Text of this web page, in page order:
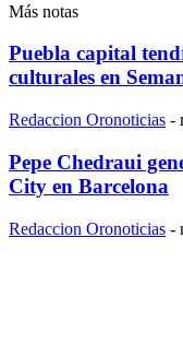
Más notas
Puebla capital
culturales en
Redaccion Oronoticias -
Pepe Chedraui
City en Barcelona
Redaccion Oronoticias -